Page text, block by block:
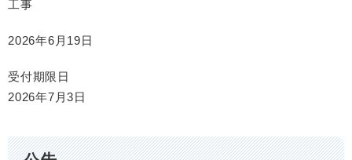
工事
2026年6月19日
受付期限日
2026年7月3日